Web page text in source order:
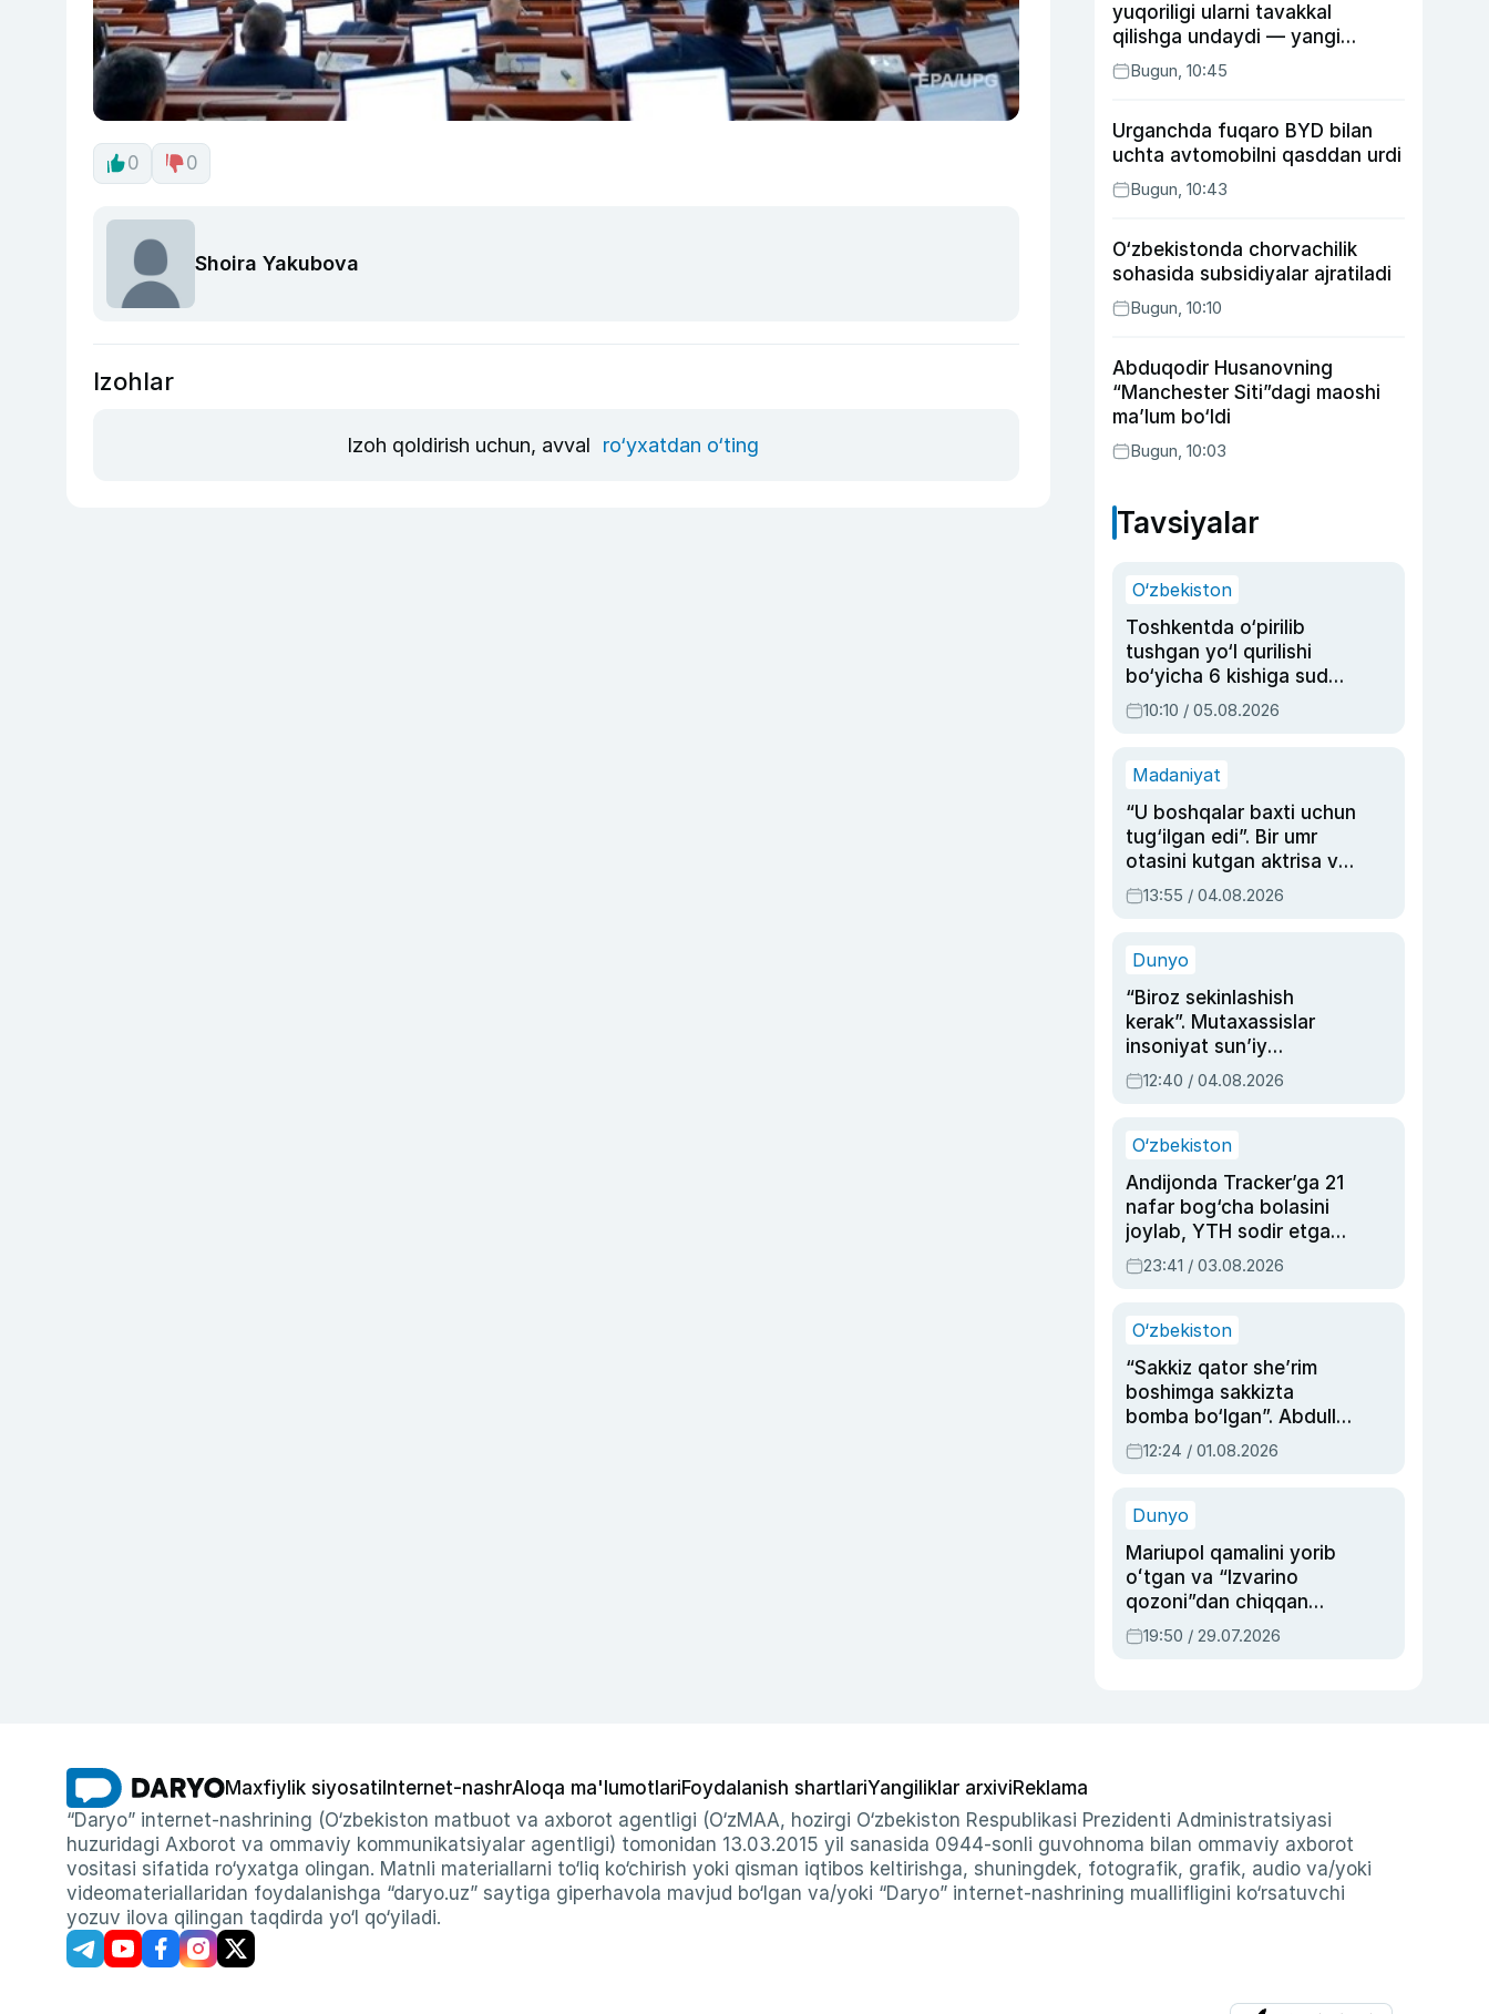
0 0
Shoira Yakubova
Izohlar
Izoh qoldirish uchun, avval ro‘yxatdan o‘ting
yuqoriligi ularni tavakkal
qilishga undaydi — yangi
tadqiqot
Bugun, 10:45
Urganchda fuqaro BYD bilan
uchta avtomobilni qasddan urdi
Bugun, 10:43
O‘zbekistonda chorvachilik
sohasida subsidiyalar ajratiladi
Bugun, 10:10
Abduqodir Husanovning
“Manchester Siti”dagi maoshi
ma’lum bo‘ldi
Bugun, 10:03
Tavsiyalar
O‘zbekiston
Toshkentda o‘pirilib
tushgan yo‘l qurilishi
bo‘yicha 6 kishiga sud
hukmi o‘qildi
10:10 / 05.08.2026
Madaniyat
“U boshqalar baxti uchun
tug‘ilgan edi”. Bir umr
otasini kutgan aktrisa va
dublyaj ustasi Rimma
Ahmedovaning
13:55 / 04.08.2026
Dunyo
“Biroz sekinlashish
kerak”. Mutaxassislar
insoniyat sun’iy
intellektni boshqara
olmay qolishidan xavotir
12:40 / 04.08.2026
O‘zbekiston
Andijonda Tracker’ga 21
nafar bog‘cha bolasini
joylab, YTH sodir etgan
ayolga sud hukmi o‘qildi
23:41 / 03.08.2026
O‘zbekiston
“Sakkiz qator she’rim
boshimga sakkizta
bomba bo‘lgan”. Abdulla
Oripovni siyosiy
ayblovlardan asrab
12:24 / 01.08.2026
Dunyo
Mariupol qamalini yorib
oʻtgan va “Izvarino
qozoni”dan chiqqan
qahramon — Ukraina
armiyasi bosh
19:50 / 29.07.2026
Maxfiylik siyosati Internet-nashrAloqa ma'lumotlariFoydalanish shartlariYangiliklar arxiviReklama
“Daryo” internet-nashrining (O‘zbekiston matbuot va axborot agentligi (O‘zMAA, hozirgi O‘zbekiston Respublikasi Prezidenti Administratsiyasi
huzuridagi Axborot va ommaviy kommunikatsiyalar agentligi) tomonidan 13.03.2015 yil sanasida 0944-sonli guvohnoma bilan ommaviy axborot
vositasi sifatida ro‘yxatga olingan. Matnli materiallarni to‘liq ko‘chirish yoki qisman iqtibos keltirishga, shuningdek, fotografik, grafik, audio va/yoki
videomateriallaridan foydalanishga “daryo.uz” saytiga giperhavola mavjud bo‘lgan va/yoki “Daryo” internet-nashrining muallifligini ko‘rsatuvchi
yozuv ilova qilingan taqdirda yo‘l qo‘yiladi.